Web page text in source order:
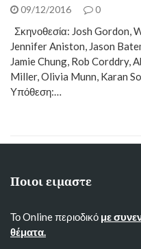
09/12/2016 0
Σκηνοθεσία: Josh Gordon,
Jennifer Aniston, Jason
Jamie Chung, Rob Corddry,
Miller, Olivia Munn, Karan
Υπόθεση:…
Ποιοι ειμαστε
Το Online περιοδικό με
θέματα.